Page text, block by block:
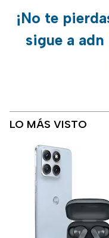
¡No te
sigue a
LO MÁS VISTO